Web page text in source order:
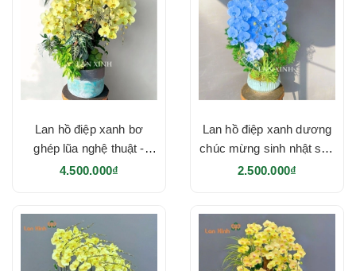
Lan hồ điệp xanh bơ
ghép lũa nghệ thuật -
HD642
4.500.000₫
Lan hồ điệp xanh dương
chúc mừng sinh nhật sếp
- HD641
2.500.000₫